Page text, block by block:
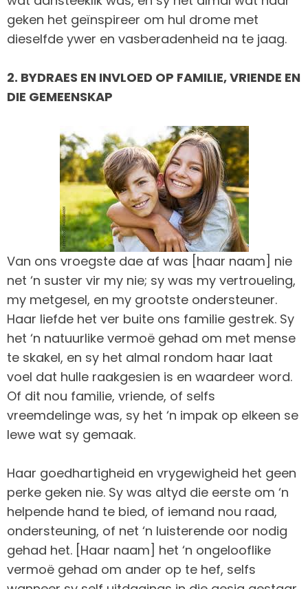
geken het geïnspireer om hul drome met
dieselfde ywer en vasberadenheid na te jaag.
2. BYDRAES EN INVLOED OP FAMILIE, VRIENDE EN
DIE GEMEENSKAP
Van ons vroegste dae af was [haar naam] nie
net ‘n suster vir my nie; sy was my vertroueling,
my metgesel, en my grootste ondersteuner.
Haar liefde het ver buite ons familie gestrek. Sy
het ‘n natuurlike vermoë gehad om met mense
te skakel, en sy het almal rondom haar laat
voel dat hulle raakgesien is en waardeer word.
Of dit nou familie, vriende, of selfs
vreemdelinge was, sy het ‘n impak op elkeen se
lewe wat sy gemaak.
Haar goedhartigheid en vrygewigheid het geen
perke geken nie. Sy was altyd die eerste om ‘n
helpende hand te bied, of iemand nou raad,
ondersteuning, of net ‘n luisterende oor nodig
gehad het. [Haar naam] het ‘n ongelooflike
vermoë gehad om ander op te hef, selfs